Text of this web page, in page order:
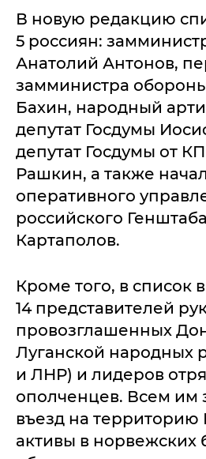
В новую редакцию
5 россиян:
Анатолий Антонов,
замминистра
Бахин, народный
депутат Госдумы
депутат Госдумы от
Рашкин, а также
оперативного
российского
Картаполов.
Кроме того, в список
14 представителей
провозглашенных
Луганской народных
и ЛНР) и лидеров
ополченцев. Всем им
въезд на территорию
активы в норвежских